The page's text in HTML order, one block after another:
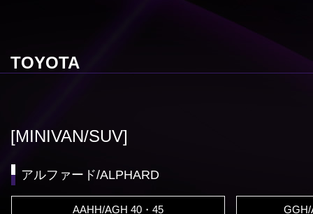
TOYOTA
[MINIVAN/SUV]
アルファード/ALPHARD
AAHH/AGH 40・45
GGH/